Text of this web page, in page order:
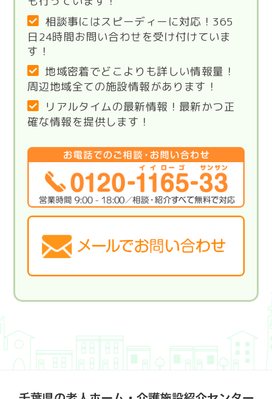
相談事にはスピーディーに対応！365
日24時間お問い合わせを受け付けていま
す！
地域密着でどこよりも詳しい情報量！
周辺地域全ての施設情報があります！
リアルタイムの最新情報！最新かつ正
確な情報を提供します！